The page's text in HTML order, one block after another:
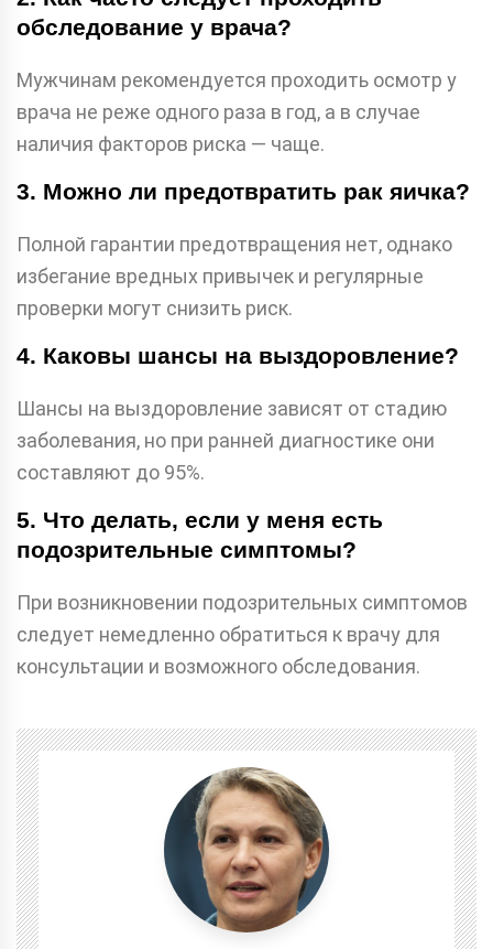
обследование у врача?
Мужчинам рекомендуется проходить осмотр у
врача не реже одного раза в год, а в случае
наличия факторов риска — чаще.
3. Можно ли предотвратить рак яичка?
Полной гарантии предотвращения нет, однако
избегание вредных привычек и регулярные
проверки могут снизить риск.
4. Каковы шансы на выздоровление?
Шансы на выздоровление зависят от стадию
заболевания, но при ранней диагностике они
составляют до 95%.
5. Что делать, если у меня есть
подозрительные симптомы?
При возникновении подозрительных симптомов
следует немедленно обратиться к врачу для
консультации и возможного обследования.